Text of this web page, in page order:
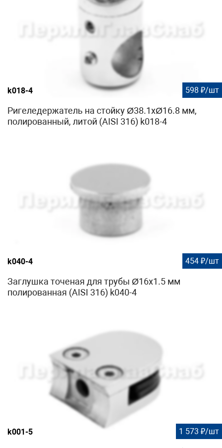
k018-4 598 ₽/шт
Ригеледержатель на стойку Ø38.1хØ16.8 мм,
полированный, литой (AISI 316) k018-4
k040-4 454 ₽/шт
Заглушка точеная для трубы Ø16х1.5 мм
полированная (AISI 316) k040-4
k001-5 1 573 ₽/шт